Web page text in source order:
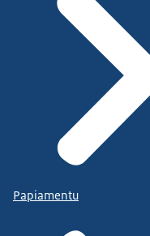
Papiamentu